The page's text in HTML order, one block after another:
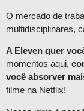
O mercado de
multidisciplinares,
A Eleven quer
momentos aqui,
você absorver
filme na Netflix!